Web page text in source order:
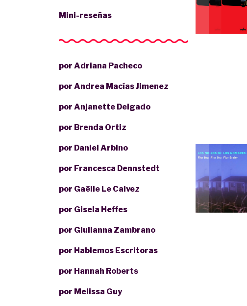
Mini-reseñas
por Adriana Pacheco
por Andrea Macías Jimenez
por Anjanette Delgado
por Brenda Ortiz
por Daniel Arbino
por Francesca Dennstedt
por Gaëlle Le Calvez
por Gisela Heffes
por Giulianna Zambrano
por Hablemos Escritoras
por Hannah Roberts
por Melissa Guy